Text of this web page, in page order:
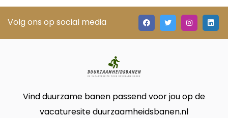
Volg ons op social media
Vind duurzame banen passend voor jou op de
vacaturesite duurzaamheidsbanen.nl